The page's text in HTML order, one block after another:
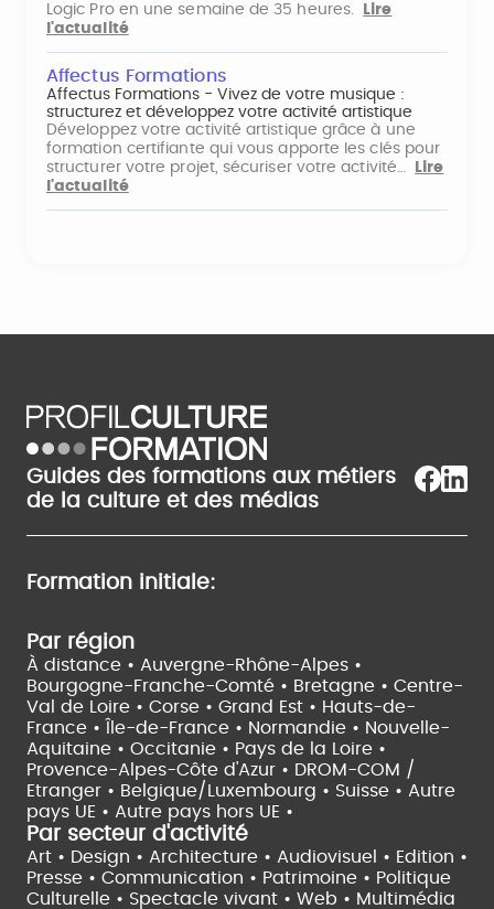
Logic Pro en une semaine de 35 heures.
Lire
l'actualité
Affectus Formations
Affectus Formations - Vivez de votre musique :
structurez et développez votre activité artistique
Développez votre activité artistique grâce à une
formation certifiante qui vous apporte les clés pour
structurer votre projet, sécuriser votre activité…
Lire
l'actualité
Guides des formations aux métiers
de la culture et des médias
Formation initiale:
Par région
À distance • Auvergne-Rhône-Alpes •
Bourgogne-Franche-Comté • Bretagne • Centre-
Val de Loire • Corse • Grand Est • Hauts-de-
France •
Île-de-France • Normandie • Nouvelle-
Aquitaine • Occitanie • Pays de la Loire •
Provence-Alpes-Côte d'Azur • DROM-COM /
Etranger • Belgique/Luxembourg • Suisse • Autre
pays UE • Autre pays hors UE •
Par secteur d'activité
Art • Design • Architecture • Audiovisuel • Edition •
Presse • Communication • Patrimoine • Politique
Culturelle • Spectacle vivant • Web • Multimédia